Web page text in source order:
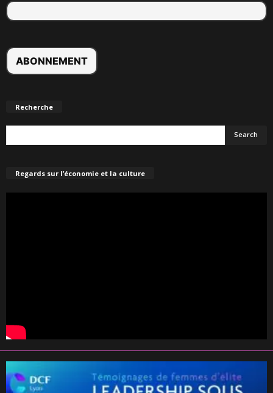
Recherche
Regards sur l’économie et la culture